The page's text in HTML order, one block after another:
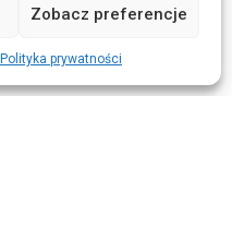
Zobacz preferencje
Polityka prywatności